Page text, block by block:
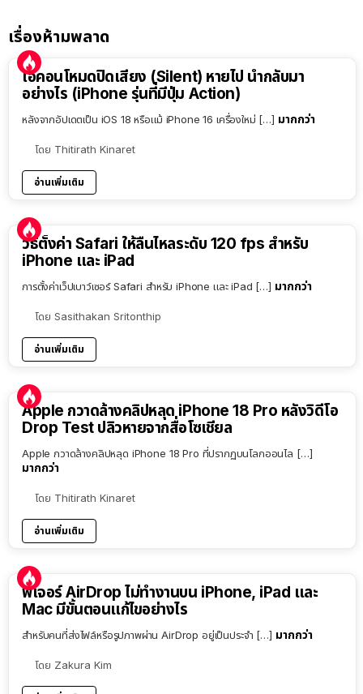
เรื่องห้ามพลาด
ไอคอนโหมดปิดเสียง (Silent) หายไป นำกลับมา
อย่างไร (iPhone รุ่นที่มีปุ่ม Action)
หลังจากอัปเดตเป็น iOS 18 หรือแม้ iPhone 16 เครื่องใหม่ […] มากกว่า
โดย Thitirath Kinaret
อ่านเพิ่มเติม
วิธีตั้งค่า Safari ให้ลื่นไหลระดับ 120 fps สำหรับ
iPhone และ iPad
การตั้งค่าเว็ปเบาว์เซอร์ Safari สำหรับ iPhone และ iPad […] มากกว่า
โดย Sasithakan Sritonthip
อ่านเพิ่มเติม
Apple กวาดล้างคลิปหลุด iPhone 18 Pro หลังวิดีโอ
Drop Test ปลิวหายจากสื่อโซเชียล
Apple กวาดล้างคลิปหลุด iPhone 18 Pro ที่ปรากฏบนโลกออนไล […]
มากกว่า
โดย Thitirath Kinaret
อ่านเพิ่มเติม
ฟีเจอร์ AirDrop ไม่ทำงานบน iPhone, iPad และ
Mac มีขั้นตอนแก้ไขอย่างไร
สำหรับคนที่ส่งไฟล์หรือรูปภาพผ่าน AirDrop อยู่เป็นประจำ […] มากกว่า
โดย Zakura Kim